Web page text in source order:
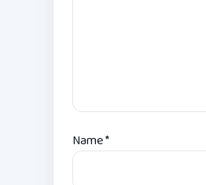
Name*